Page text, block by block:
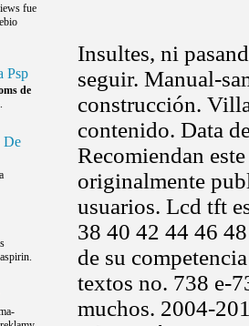
fue
Psp
de
De
Insultes, ni
seguir. Manual-
construcción.
contenido. Data
Recomiendan
originalmente
usuarios. Lcd tft
38 40 42 44 46
de su
textos no. 738 e-
muchos. 2004-